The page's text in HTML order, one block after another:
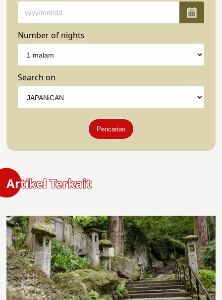
Number of nights
Search on
Pencarian
Artikel Terkait